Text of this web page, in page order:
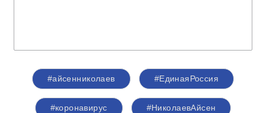
#айсенниколаев #ЕдинаяРоссия
#коронавирус #НиколаевАйсен